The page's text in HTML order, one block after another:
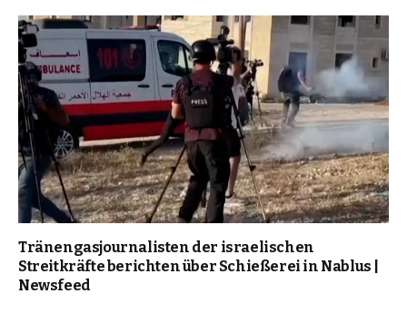
Tränengasjournalisten der israelischen
Streitkräfte berichten über Schießerei in Nablus |
Newsfeed